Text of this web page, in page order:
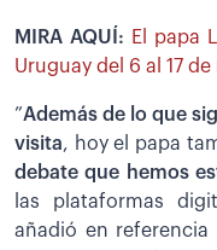
MIRA AQUÍ: El papa
Uruguay del 6 al 17
”Además de lo que
visita, hoy el papa
debate que hemos
las plataformas
añadió en